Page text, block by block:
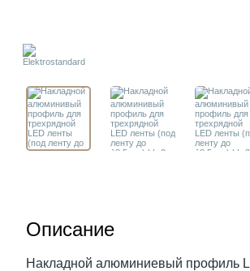
Описание
Накладной алюминиевый профиль